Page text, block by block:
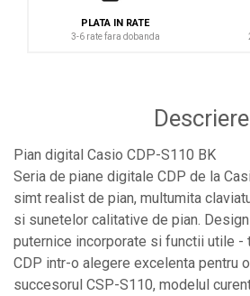
Recordere de studio
Recordere portabile
Sintetizatoare
Standuri si stative de monitoare
Subwoofere de studio
Tratament acustic
PLATA IN RATE
3-6 rate fara dobanda
Descriere
Pian digital Casio CDP-S110 BK
Seria de piane digitale CDP de la
simt realist de pian, multumita
si sunetelor calitative de pian.
puternice incorporate si functii utile -
CDP intr-o alegere excelenta pentru
succesorul CSP-S110, modelul